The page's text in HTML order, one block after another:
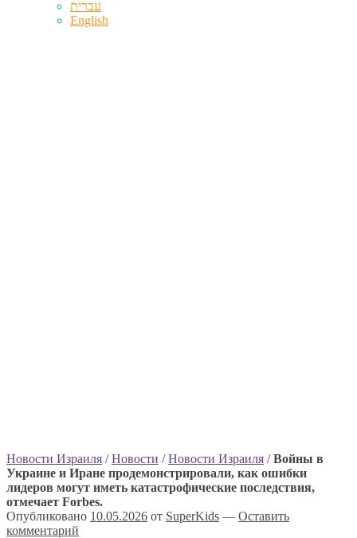
עברית
English
Новости Израиля /Новости /Новости Израиля /Войны в
Украине и Иране продемонстрировали, как ошибки
лидеров могут иметь катастрофические последствия,
отмечает Forbes.
Опубликовано 10.05.2026 от SuperKids — Оставить
комментарий